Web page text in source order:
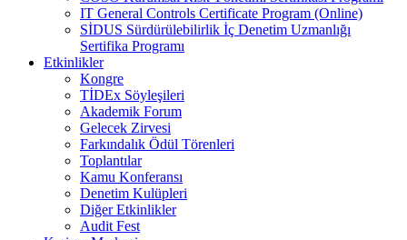
IT General Controls Certificate Program (Online)
SİDUS Sürdürülebilirlik İç Denetim Uzmanlığı
Sertifika Programı
Etkinlikler
Kongre
TİDEx Söyleşileri
Akademik Forum
Gelecek Zirvesi
Farkındalık Ödül Törenleri
Toplantılar
Kamu Konferansı
Denetim Kulüpleri
Diğer Etkinlikler
Audit Fest